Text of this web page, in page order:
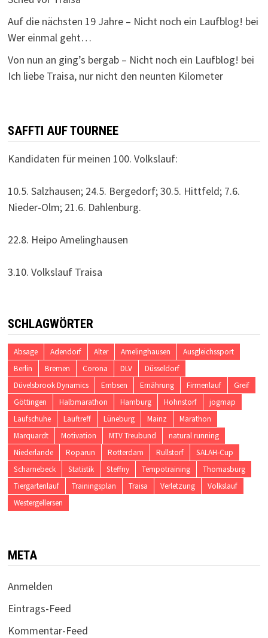
Auf die nächsten 19 Jahre – Nicht noch ein Laufblog! bei
Wer einmal geht…
Von nun an ging’s bergab – Nicht noch ein Laufblog! bei
Ich liebe Traisa, nur nicht den neunten Kilometer
SAFFTI AUF TOURNEE
Kandidaten für meinen 100. Volkslauf:
10.5. Salzhausen; 24.5. Bergedorf; 30.5. Hittfeld; 7.6.
Nieder-Olm; 21.6. Dahlenburg.
22.8. Heipo Amelinghausen
3.10. Volkslauf Traisa
SCHLAGWÖRTER
Absage Adendorf Alter Amelinghausen
Ausgleichssport
Berlin
Bremen Corona DLV
Düsseldorf
Düvelsbrook Dynamics
Embsen Ernährung Firmenlauf
Greif
Göttingen
Halbmarathon Hamburg Hohnstorf
jogmap
Laufschuhe
Lauftreff Lüneburg Mainz
Marathon
Marquardt
Motivation MTV Treubund
natural running
Niederlande
Roparun Rotterdam Rullstorf
SALAH-Cup
Scharnebeck
Statistik Steffny Tempotraining
Thomasburg
Tiergartenlauf
Trainingsplan Traisa Verletzung
Volkslauf
Westergellersen
META
Anmelden
Eintrags-Feed
Kommentar-Feed